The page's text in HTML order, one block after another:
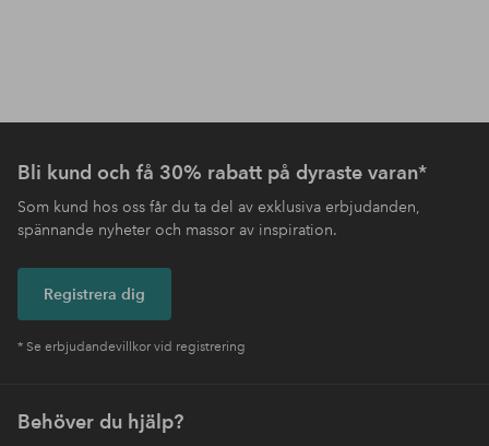
Bli kund och få 30% rabatt på dyraste varan*
Som kund hos oss får du ta del av exklusiva erbjudanden,
spännande nyheter och massor av inspiration.
Registrera dig
* Se erbjudandevillkor vid registrering
Behöver du hjälp?